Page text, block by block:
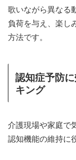
歌いながら異なる
負荷を与え、楽し
方法です。
認知症予防
キング
介護現場や家庭で
認知機能の維持に